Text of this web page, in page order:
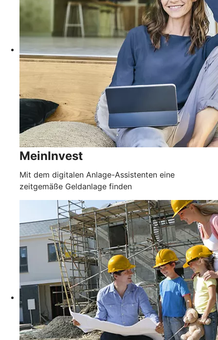
MeinInvest
Mit dem digitalen Anlage-Assistenten eine
zeitgemäße Geldanlage finden